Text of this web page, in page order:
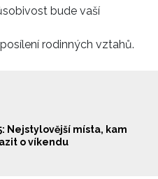
bude vaší
rodinných vztahů.
Nejstylovější místa, kam
o víkendu